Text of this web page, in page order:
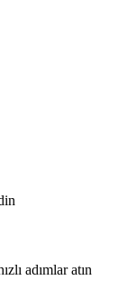
adımlar atın